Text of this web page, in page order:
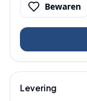
Bewaren
Levering